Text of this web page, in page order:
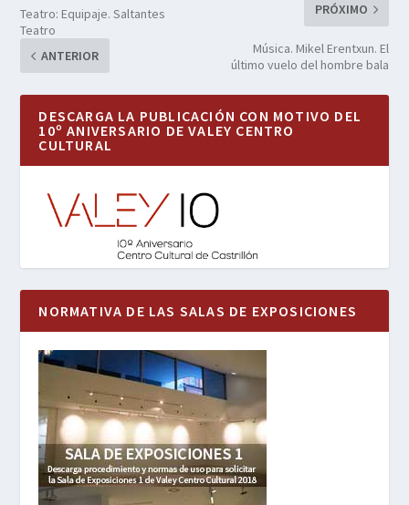
Teatro: Equipaje. Saltantes
Teatro
ANTERIOR
PRÓXIMO
Música. Mikel Erentxun. El
último vuelo del hombre bala
DESCARGA LA PUBLICACIÓN CON MOTIVO DEL
10º ANIVERSARIO DE VALEY CENTRO
CULTURAL
NORMATIVA DE LAS SALAS DE EXPOSICIONES